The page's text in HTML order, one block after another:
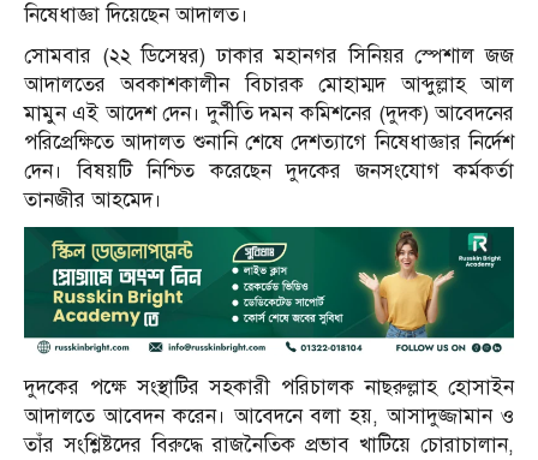
নিষেধাজ্ঞা দিয়েছেন আদালত।
সোমবার (২২ ডিসেম্বর) ঢাকার মহানগর সিনিয়র স্পেশাল জজ
আদালতের অবকাশকালীন বিচারক মোহাম্মদ আব্দুল্লাহ আল
মামুন এই আদেশ দেন। দুর্নীতি দমন কমিশনের (দুদক) আবেদনের
পরিপ্রেক্ষিতে আদালত শুনানি শেষে দেশত্যাগে নিষেধাজ্ঞার নির্দেশ
দেন। বিষয়টি নিশ্চিত করেছেন দুদকের জনসংযোগ কর্মকর্তা
তানজীর আহমেদ।
দুদকের পক্ষে সংস্থাটির সহকারী পরিচালক নাছরুল্লাহ হোসাইন
আদালতে আবেদন করেন। আবেদনে বলা হয়, আসাদুজ্জামান ও
তাঁর সংশ্লিষ্টদের বিরুদ্ধে রাজনৈতিক প্রভাব খাটিয়ে চোরাচালান,